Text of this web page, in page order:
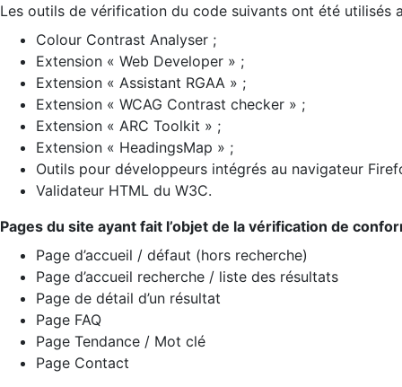
Les outils de vérification du code suivants ont été utilisés
Colour Contrast Analyser ;
Extension « Web Developer » ;
Extension « Assistant RGAA » ;
Extension « WCAG Contrast checker » ;
Extension « ARC Toolkit » ;
Extension « HeadingsMap » ;
Outils pour développeurs intégrés au navigateur
Validateur HTML du W3C.
Pages du site ayant fait l’objet de la vérification de
Page d’accueil / défaut (hors recherche)
Page d’accueil recherche / liste des résultats
Page de détail d’un résultat
Page FAQ
Page Tendance / Mot clé
Page Contact